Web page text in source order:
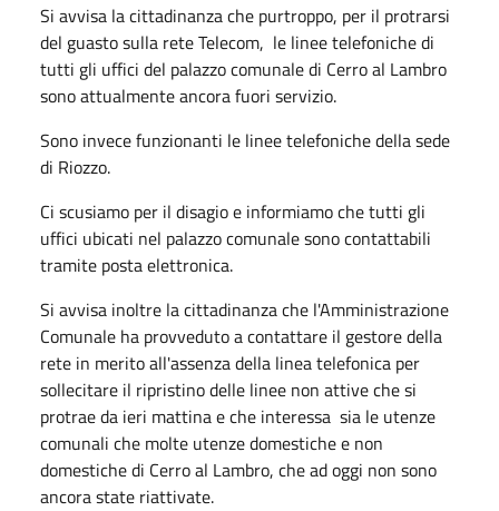
Si avvisa la cittadinanza che purtroppo, per il protrarsi
del guasto sulla rete Telecom, le linee telefoniche di
tutti gli uffici del palazzo comunale di Cerro al Lambro
sono attualmente ancora fuori servizio.
Sono invece funzionanti le linee telefoniche della sede
di Riozzo.
Ci scusiamo per il disagio e informiamo che tutti gli
uffici ubicati nel palazzo comunale sono contattabili
tramite posta elettronica.
Si avvisa inoltre la cittadinanza che l'Amministrazione
Comunale ha provveduto a contattare il gestore della
rete in merito all'assenza della linea telefonica per
sollecitare il ripristino delle linee non attive che si
protrae da ieri mattina e che interessa sia le utenze
comunali che molte utenze domestiche e non
domestiche di Cerro al Lambro, che ad oggi non sono
ancora state riattivate.